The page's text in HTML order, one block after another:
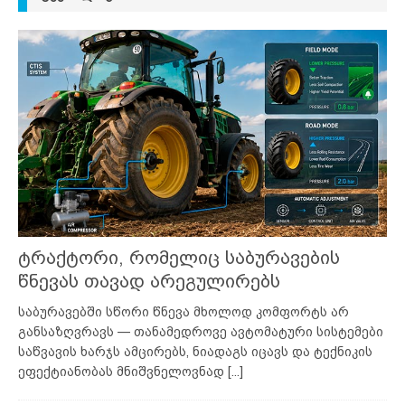
ტრაქტორი, რომელიც საბურავების
წნევას თავად არეგულირებს
საბურავებში სწორი წნევა მხოლოდ კომფორტს არ
განსაზღვრავს — თანამედროვე ავტომატური სისტემები
საწვავის ხარჯს ამცირებს, ნიადაგს იცავს და ტექნიკის
ეფექტიანობას მნიშვნელოვნად [...]